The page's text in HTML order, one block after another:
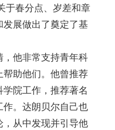
于春分点、岁差和章
展做出了奠定了基
他非常支持青年科
助他们。他曾推荐
院工作，推荐著名
。达朗贝尔自己也
从中发现并引导他